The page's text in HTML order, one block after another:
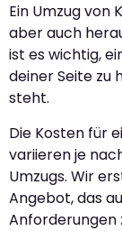
Ein Umzug von
aber auch
ist es wichtig,
deiner Seite zu
steht.
Die Kosten für
variieren je
Umzugs. Wir
Angebot, das
Anforderungen